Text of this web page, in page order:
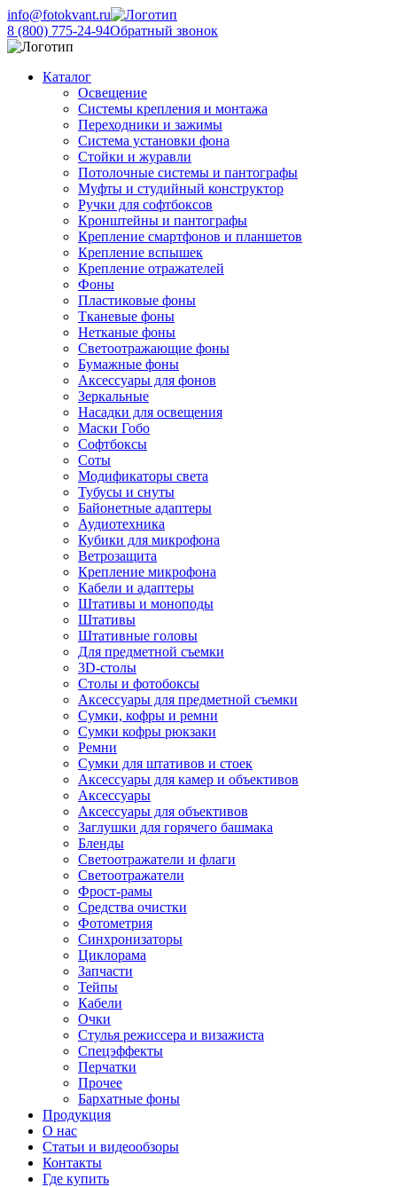
info@fotokvant.ru
8 (800) 775-24-94Обратный звонок
Каталог
Освещение
Системы крепления и монтажа
Переходники и зажимы
Система установки фона
Стойки и журавли
Потолочные системы и пантографы
Муфты и студийный конструктор
Ручки для софтбоксов
Кронштейны и пантографы
Крепление смартфонов и планшетов
Крепление вспышек
Крепление отражателей
Фоны
Пластиковые фоны
Тканевые фоны
Нетканые фоны
Светоотражающие фоны
Бумажные фоны
Аксессуары для фонов
Зеркальные
Насадки для освещения
Маски Гобо
Софтбоксы
Соты
Модификаторы света
Тубусы и снуты
Байонетные адаптеры
Аудиотехника
Кубики для микрофона
Ветрозащита
Крепление микрофона
Кабели и адаптеры
Штативы и моноподы
Штативы
Штативные головы
Для предметной съемки
3D-столы
Столы и фотобоксы
Аксессуары для предметной съемки
Сумки, кофры и ремни
Сумки кофры рюкзаки
Ремни
Сумки для штативов и стоек
Аксессуары для камер и объективов
Аксессуары
Аксессуары для объективов
Заглушки для горячего башмака
Бленды
Светоотражатели и флаги
Светоотражатели
Фрост-рамы
Средства очистки
Фотометрия
Синхронизаторы
Циклорама
Запчасти
Тейпы
Кабели
Очки
Стулья режиссера и визажиста
Спецэффекты
Перчатки
Прочее
Бархатные фоны
Продукция
О нас
Статьи и видеообзоры
Контакты
Где купить